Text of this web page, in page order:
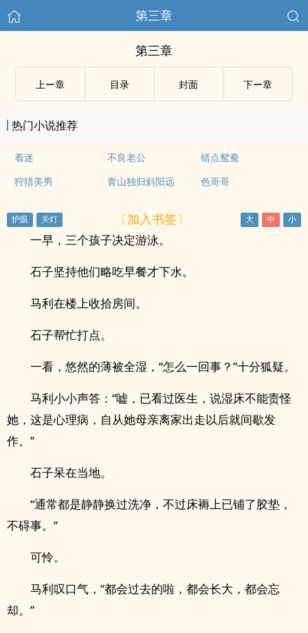
第三章
第三章
上ー章 目录 封面 下ー章
热门小说推荐
着迷 不良老公
错点鸳鸯
狩猎美男
青山独归斜阳远 色哥哥
〔加入书签〕
一早，三个孩子决定游泳。
石子坚持他们略吃早餐才下水。
马利在楼上收拾房间。
石子帮忙打点。
一看，悠然的薄被全湿，“怎么一回事？”十分狐疑。
马利小小声答：“嘘，已看过医生，说湿床不能责怪
她，这是心理病，自从她母亲离家出走以后就间歇发
作。”
石子呆在当地。
“通常都是静静换过洗净，不过床褥上已铺了胶垫，
不碍事。”
可怜。
马利叹口气，“都会过去的啦，都会长大，都会忘
却。”